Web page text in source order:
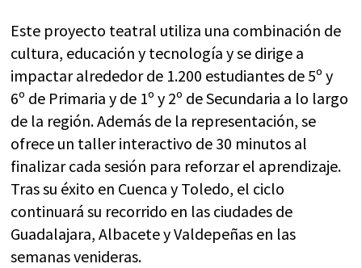
Este proyecto teatral utiliza una combinación de
cultura, educación y tecnología y se dirige a
impactar alrededor de 1.200 estudiantes de 5º y
6º de Primaria y de 1º y 2º de Secundaria a lo largo
de la región. Además de la representación, se
ofrece un taller interactivo de 30 minutos al
finalizar cada sesión para reforzar el aprendizaje.
Tras su éxito en Cuenca y Toledo, el ciclo
continuará su recorrido en las ciudades de
Guadalajara, Albacete y Valdepeñas en las
semanas venideras.